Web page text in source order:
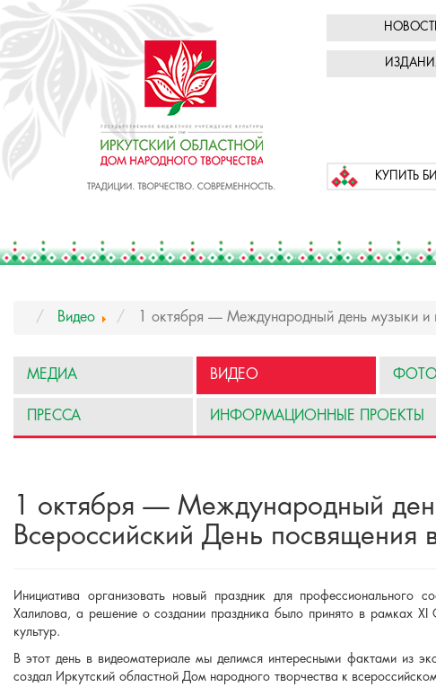
КУПИТЬ
Видео 1 октября — Международный день музыки и
МЕДИА ВИДЕО
ПРЕССА ИНФОРМАЦИОННЫЕ ПРОЕКТЫ
1 октября — Международный
Всероссийский День посвящения
Инициатива организовать новый праздник для профессионального
Халилова, а решение о создании праздника было принято в рамках
культур.
В этот день в видеоматериале мы делимся интересными фактами из
создал Иркутский областной Дом народного творчества к